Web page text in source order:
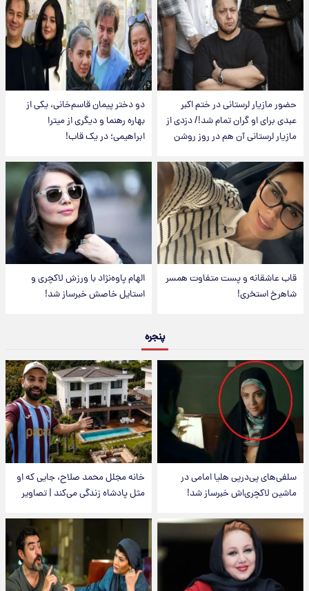
حضور مازیار لرستانی در ختم اکبر
عبدی برای او گران تمام شد!/ دزدی از
مازیار لرستانی آن هم در روز روشن
دو دختر پیمان قاسم‌خانی، یکی از
بهاره رهنما و دیگری از میترا
ابراهیمی؛ در یک قاب!
قاب عاشقانه و پست متفاوت همسر
شاهرخ استخری!
الهام پاوه‌نژاد با ورزش لاکچری و
استایل خاصش خبرساز شد!
پنجره
سلفی‌های پی‌درپی هلیا امامی در
ماشین لاکچری‌اش خبرساز شد!
خانه مجلل محمد صلاح، جایی که او
مثل پادشاه زندگی می‌کند | تصاویر